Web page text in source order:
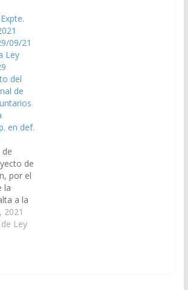
09/21
Ley
del
de
en def.
de
por el
la
a la
de
del
de
2021
Ley